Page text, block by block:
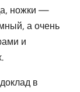
ножки —
а очень
и
в